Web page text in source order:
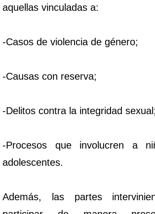
aquellas vinculadas a:
-Casos de violencia de género;
-Causas con reserva;
-Delitos contra la integridad sexual;
-Procesos que involucren a
adolescentes.
Además, las partes